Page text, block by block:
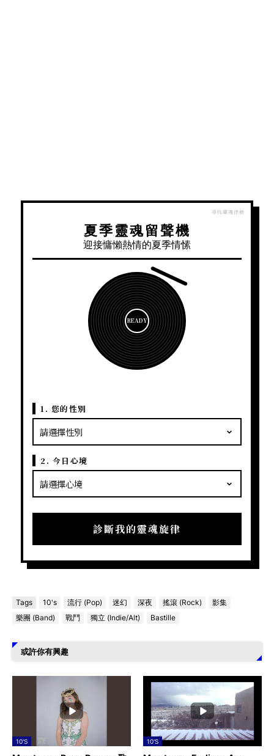
夏季靈魂留聲機
迎接慵懶熱情的夏季情愫
READY
1. 您的性別
2. 今日心境
診斷我的靈魂旋律
Tags 10's 流行 (Pop) 迷幻 深夜 搖滾 (Rock)
影集
樂團 (Band)
戰鬥 獨立 (Indie/Alt) Bastille
或許你有興趣
10'S 10'S